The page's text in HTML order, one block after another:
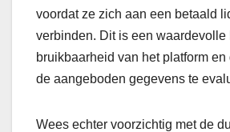
voordat ze zich aan een betaald
verbinden. Dit is een waardevolle
bruikbaarheid van het platform
de aangeboden gegevens te
Wees echter voorzichtig met de